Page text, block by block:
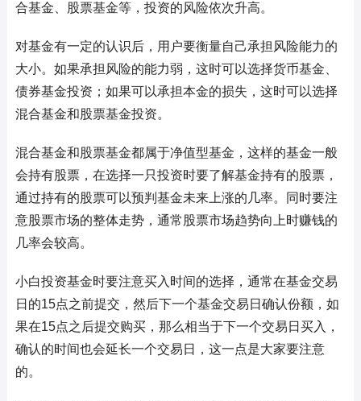
合基金、股票基金等，投资的风险依次升高。
对基金有一定的认识后，用户要衡量自己承担风险能力的
大小。如果承担风险的能力弱，这时可以选择货币基金、
债券基金投资；如果可以承担本金的损失，这时可以选择
混合基金和股票基金投资。
混合基金和股票基金都属于净值型基金，这样的基金一般
会持有股票，在选择一只投资时要了解基金持有的股票，
通过持有的股票可以预判基金未来上涨的几率。同时要注
意股票市场的整体走势，通常股票市场趋势向上时赚钱的
几率会较高。
小白投资基金时要注意买入时间的选择，通常在基金交易
日的15点之前提交，然后下一个基金交易日确认份额，如
果在15点之后提交购买，那么相当于下一个交易日买入，
确认的时间也会延长一个交易日，这一点是大家要注意
的。